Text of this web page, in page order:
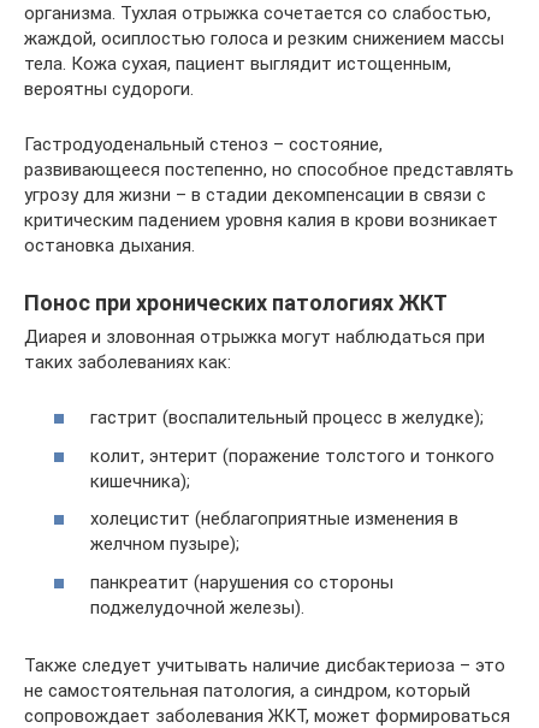
организма. Тухлая отрыжка сочетается со слабостью,
жаждой, осиплостью голоса и резким снижением массы
тела. Кожа сухая, пациент выглядит истощенным,
вероятны судороги.
Гастродуоденальный стеноз – состояние,
развивающееся постепенно, но способное представлять
угрозу для жизни – в стадии декомпенсации в связи с
критическим падением уровня калия в крови возникает
остановка дыхания.
Понос при хронических патологиях ЖКТ
Диарея и зловонная отрыжка могут наблюдаться при
таких заболеваниях как:
гастрит (воспалительный процесс в желудке);
колит, энтерит (поражение толстого и тонкого
кишечника);
холецистит (неблагоприятные изменения в
желчном пузыре);
панкреатит (нарушения со стороны
поджелудочной железы).
Также следует учитывать наличие дисбактериоза – это
не самостоятельная патология, а синдром, который
сопровождает заболевания ЖКТ, может формироваться